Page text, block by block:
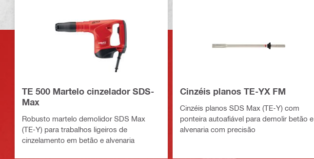
TE 500 Martelo cinzelador SDS-
Max
Robusto martelo demolidor SDS Max
(TE-Y) para trabalhos ligeiros de
cinzelamento em betão e alvenaria
Cinzéis planos TE-YX FM
Cinzéis planos SDS Max (TE-Y) com
ponteira autoafiável para demolir betão e
alvenaria com precisão